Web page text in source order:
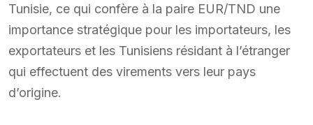
Tunisie, ce qui confère à la paire EUR/TND une
importance stratégique pour les importateurs, les
exportateurs et les Tunisiens résidant à l’étranger
qui effectuent des virements vers leur pays
d’origine.